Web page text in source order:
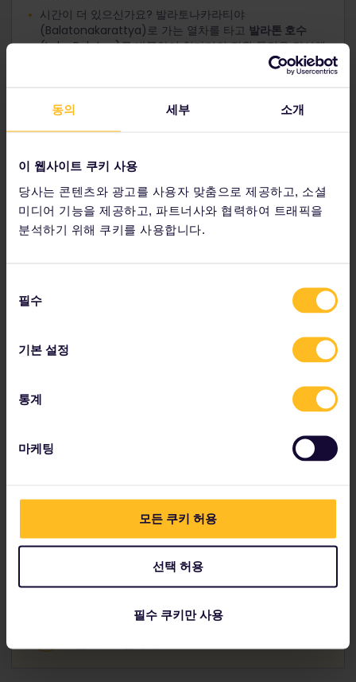
동의 세부 소개
이 웹사이트 쿠키 사용
당사는 콘텐츠와 광고를 사용자 맞춤으로 제공하고, 소셜
미디어 기능을 제공하고, 파트너사와 협력하여 트래픽을
분석하기 위해 쿠키를 사용합니다.
필수
기본 설정
통계
마케팅
모든 쿠키 허용
선택 허용
필수 쿠키만 사용
시간이 더 있으신가요? 발라토나카라티야
(Balatonakarattya)로 가는 열차를 타고 발라톤 호수
(Lake Balaton)를 방문하여 헝가리의 전원 풍경을 감상해
6. 체코 프라하
프라하의 찰스 브리지(Charles Bridge)
중세식 자갈길에서 옥상 레스토랑까지, 프라하의 마법은 여
방문하는 것도 좋습니다.
시간적 여유가 있으시다면, 성스러운 조각으로 장식된카를
(Charles Bridge)에서 웅장한 성까지 거닐어 보세요.